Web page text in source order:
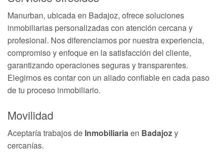
Manurban, ubicada en Badajoz, ofrece soluciones
inmobiliarias personalizadas con atención cercana y
profesional. Nos diferenciamos por nuestra experiencia,
compromiso y enfoque en la satisfacción del cliente,
garantizando operaciones seguras y transparentes.
Elegirnos es contar con un aliado confiable en cada paso
de tu proceso inmobiliario.
Movilidad
Aceptaría trabajos de Inmobiliariaen Badajozy
cercanías.